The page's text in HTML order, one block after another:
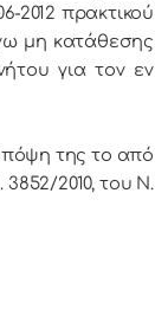
2012 πρακτικού
μη κατάθεσης
για τον εν
της το από
2010, του Ν.